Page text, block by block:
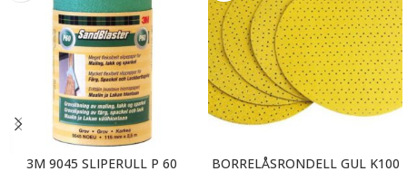
3M 9045 SLIPERULL P 60 BORRELÅSRONDELL GUL K100